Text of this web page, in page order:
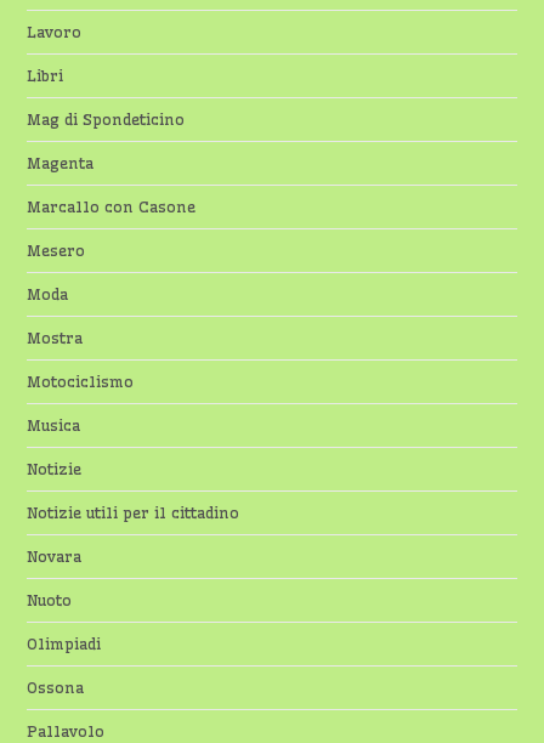
Lavoro
Libri
Mag di Spondeticino
Magenta
Marcallo con Casone
Mesero
Moda
Mostra
Motociclismo
Musica
Notizie
Notizie utili per il cittadino
Novara
Nuoto
Olimpiadi
Ossona
Pallavolo